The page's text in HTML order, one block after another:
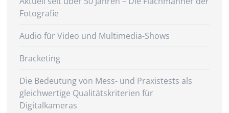
Fotografie
Audio für Video und Multimedia-Shows
Bracketing
Die Bedeutung von Mess- und Praxistests als
gleichwertige Qualitätskriterien für
Digitalkameras